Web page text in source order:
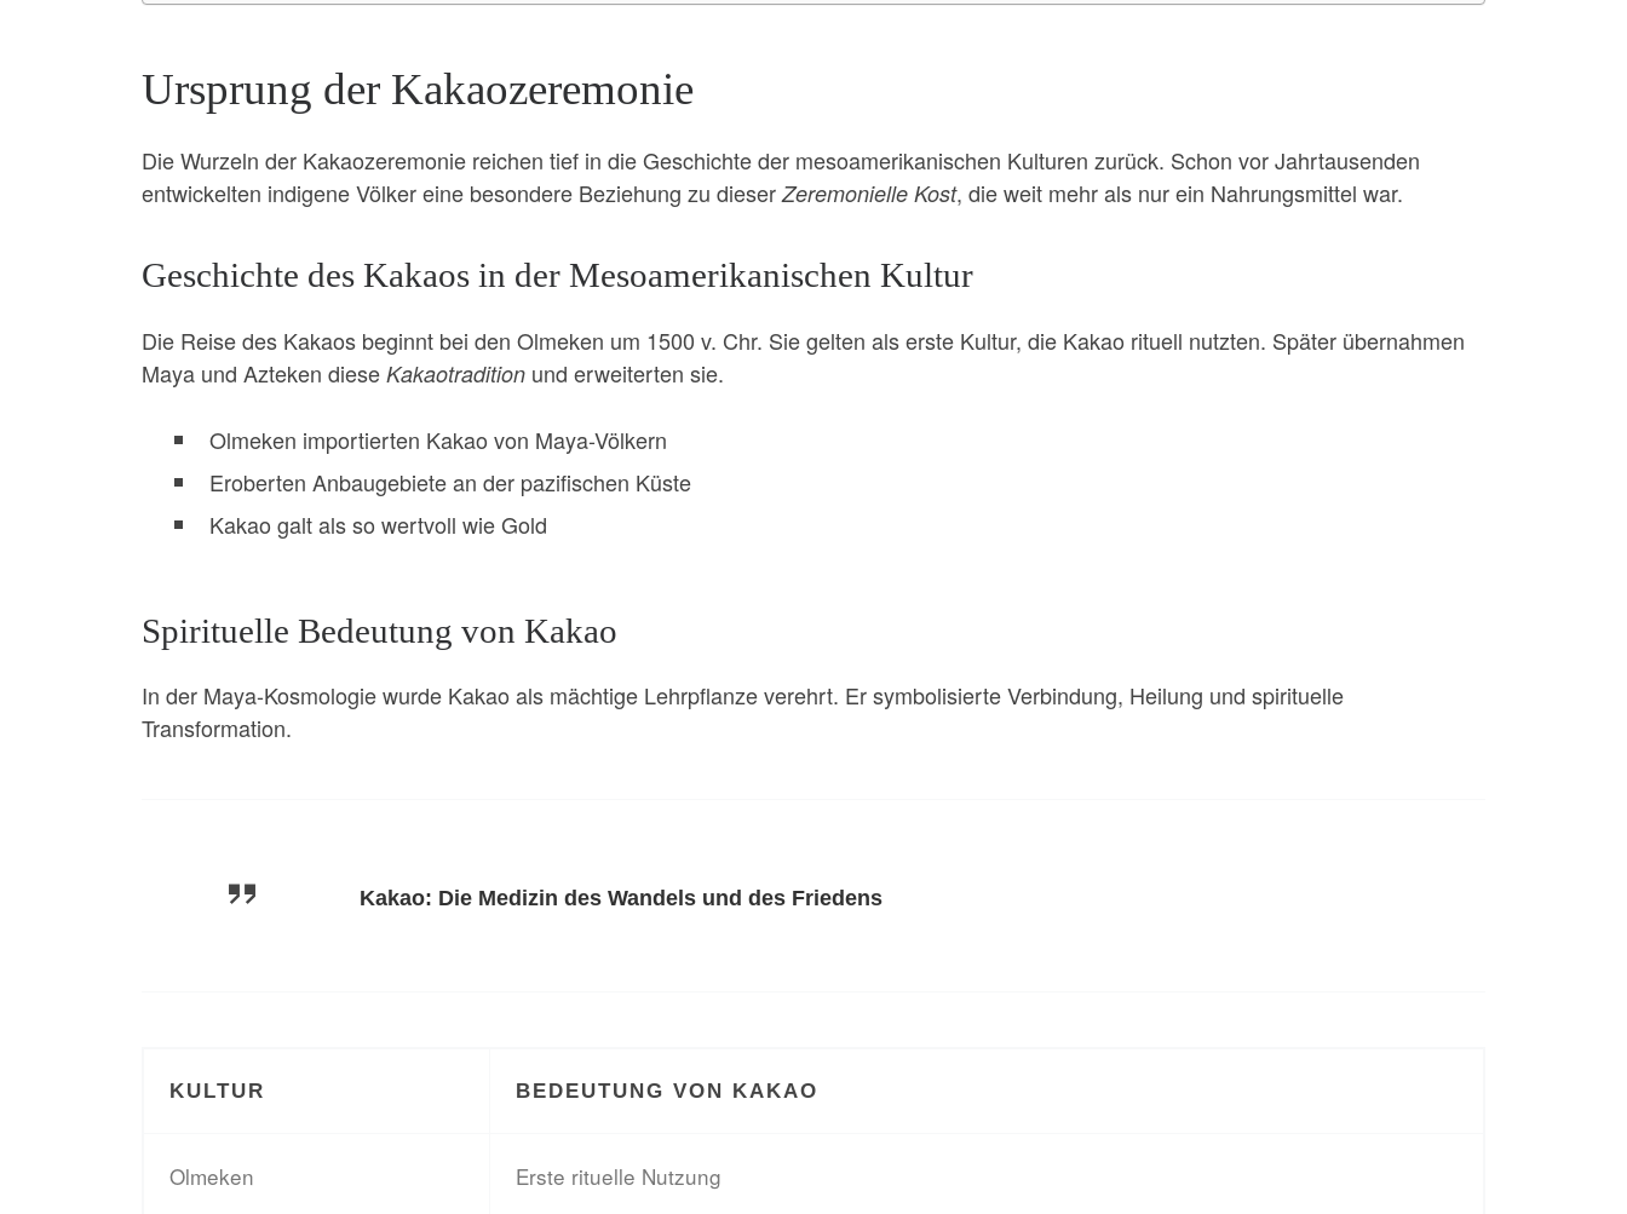
Ursprung der Kakaozeremonie
Die Wurzeln der Kakaozeremonie reichen tief in die Geschichte der mesoamerikanischen Kulturen zurück. Schon vor Jahrtausenden
entwickelten indigene Völker eine besondere Beziehung zu dieserZeremonielle Kost, die weit mehr als nur ein Nahrungsmittel war.
Geschichte des Kakaos in der Mesoamerikanischen Kultur
Die Reise des Kakaos beginnt bei den Olmeken um 1500 v. Chr. Sie gelten als erste Kultur, die Kakao rituell nutzten. Später übernahmen
Maya und Azteken diese Kakaotradition und erweiterten sie.
Olmeken importierten Kakao von Maya-Völkern
Eroberten Anbaugebiete an der pazifischen Küste
Kakao galt als so wertvoll wie Gold
Spirituelle Bedeutung von Kakao
In der Maya-Kosmologie wurde Kakao als mächtige Lehrpflanze verehrt. Er symbolisierte Verbindung, Heilung und spirituelle
Transformation.
Kakao: Die Medizin des Wandels und des Friedens
KULTUR BEDEUTUNG VON KAKAO
Olmeken Erste rituelle Nutzung